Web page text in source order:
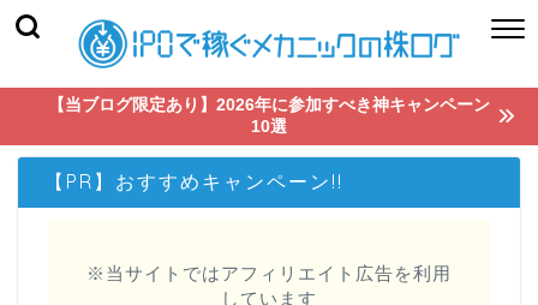
【当ブログ限定あり】2026年に参加すべき神キャンペーン
10選
【PR】おすすめキャンペーン!!
※当サイトではアフィリエイト広告を利用
しています